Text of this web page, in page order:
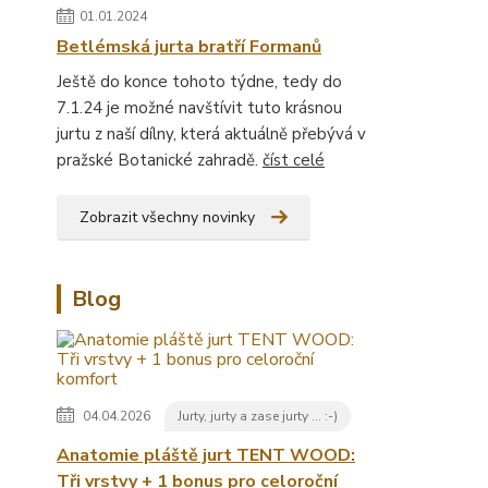
01.01.2024
Betlémská jurta bratří Formanů
Ještě do konce tohoto týdne, tedy do
7.1.24 je možné navštívit tuto krásnou
jurtu z naší dílny, která aktuálně přebývá v
pražské Botanické zahradě. číst celé
Zobrazit všechny novinky
Blog
04.04.2026 Jurty, jurty a zase jurty ... :-)
Anatomie pláště jurt TENT WOOD:
Tři vrstvy + 1 bonus pro celoroční